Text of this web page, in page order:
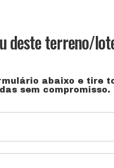
deste terreno/
abaixo e tire
sem compromisso.